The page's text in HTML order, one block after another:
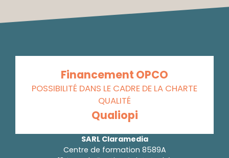
Financement OPCO
POSSIBILITÉ DANS LE CADRE DE LA CHARTE
QUALITÉ
Qualiopi
SARL Claramedia
Centre de formation 8589A